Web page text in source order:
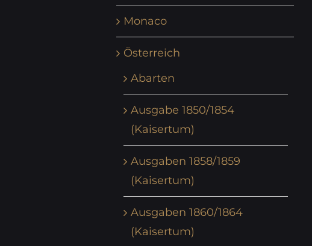
Monaco
Österreich
Abarten
Ausgabe 1850/1854
(Kaisertum)
Ausgaben 1858/1859
(Kaisertum)
Ausgaben 1860/1864
(Kaisertum)